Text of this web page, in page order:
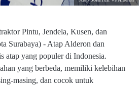
Pintu, Jendela, Kusen, dan
Surabaya) - Atap Alderon dan
atap yang populer di Indonesia.
yang berbeda, memiliki kelebihan
masing, dan cocok untuk